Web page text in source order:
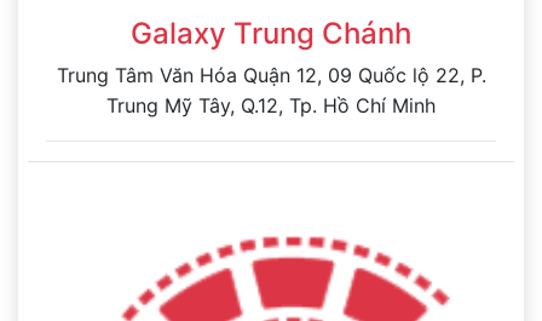
Galaxy Trung Chánh
Trung Tâm Văn Hóa Quận 12, 09 Quốc lộ 22, P.
Trung Mỹ Tây, Q.12, Tp. Hồ Chí Minh